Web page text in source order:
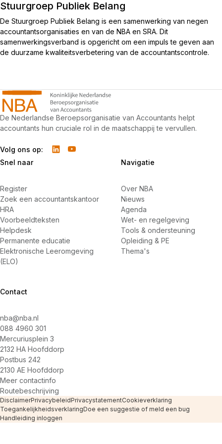
Stuurgroep Publiek Belang
De Stuurgroep Publiek Belang is een samenwerking van negen
accountantsorganisaties en van de NBA en SRA. Dit
samenwerkingsverband is opgericht om een impuls te geven aan
de duurzame kwaliteitsverbetering van de accountantscontrole.
De Nederlandse Beroepsorganisatie van Accountants helpt
accountants hun cruciale rol in de maatschappij te vervullen.
Volg ons op:
Snel naar
Register
Zoek een accountantskantoor
HRA
Voorbeeldteksten
Helpdesk
Permanente educatie
Elektronische Leeromgeving
(ELO)
Navigatie
Over NBA
Nieuws
Agenda
Wet- en regelgeving
Tools & ondersteuning
Opleiding & PE
Thema's
Contact
nba@nba.nl
088 4960 301
Mercuriusplein 3
2132 HA Hoofddorp
Postbus 242
2130 AE Hoofddorp
Meer contactinfo
Routebeschrijving
DisclaimerPrivacybeleidPrivacystatementCookieverklaring
ToegankelijkheidsverklaringDoe een suggestie of meld een bug
Handleiding inloggen